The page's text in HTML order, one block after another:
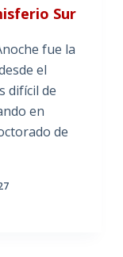
Sur
fue la
el
difícil de
en
de